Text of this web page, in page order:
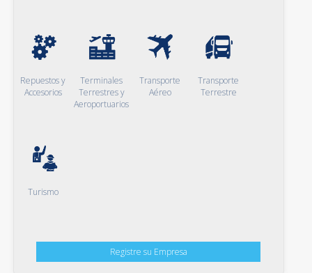
Repuestos y
Accesorios
Terminales
Terrestres y
Aeroportuarios
Transporte
Aéreo
Transporte
Terrestre
Turismo
Registre su Empresa